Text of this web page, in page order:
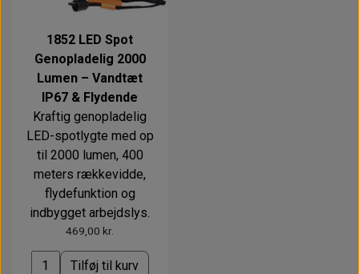
1852 LED Spot
Genopladelig 2000
Lumen – Vandtæt
IP67 & Flydende
Kraftig genopladelig
LED-spotlygte med op
til 2000 lumen, 400
meters rækkevidde,
flydefunktion og
indbygget arbejdslys.
469,00 kr.
Tilføj til kurv